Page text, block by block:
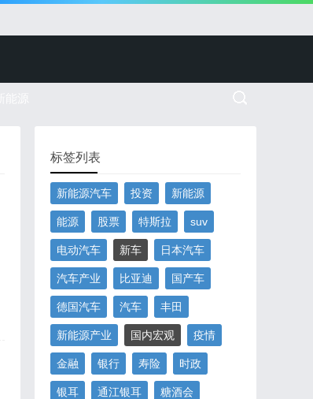
标签列表
新能源汽车 投资 新能源
能源 股票 特斯拉 suv
电动汽车 新车 日本汽车
汽车产业 比亚迪 国产车
德国汽车 汽车 丰田
新能源产业 国内宏观 疫情
金融 银行 寿险 时政
银耳 通江银耳 糖酒会